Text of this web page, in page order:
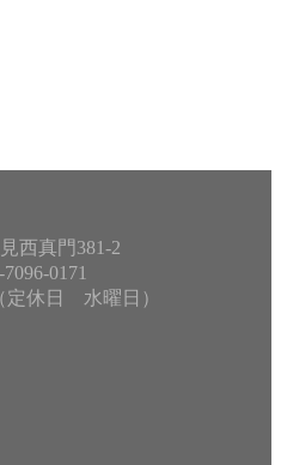
西真門381-2
0171
定休日 水曜日）
SERVICE